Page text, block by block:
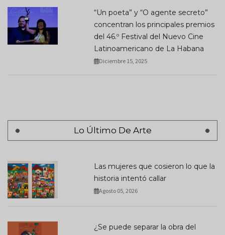
“Un poeta” y “O agente secreto”
concentran los principales premios
del 46.º Festival del Nuevo Cine
Latinoamericano de La Habana
Diciembre 15, 2025
Lo Último De Arte
Las mujeres que cosieron lo que la
historia intentó callar
Agosto 05, 2026
¿Se puede separar la obra del